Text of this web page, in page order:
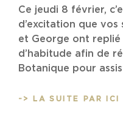
Ce jeudi 8 février,
d’excitation que
et George ont
d’habitude afin de
Botanique pour
-> LA SUITE PAR ICI